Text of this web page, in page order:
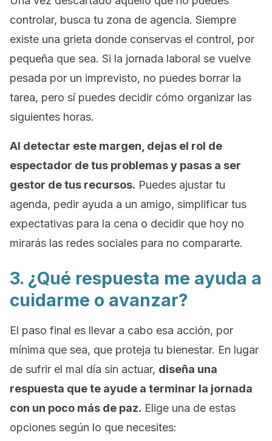
controlar, busca tu zona de agencia. Siempre
existe una grieta donde conservas el control, por
pequeña que sea. Si la jornada laboral se vuelve
pesada por un imprevisto, no puedes borrar la
tarea, pero sí puedes decidir cómo organizar las
siguientes horas.
Al detectar este margen, dejas el rol de
espectador de tus problemas y pasas a ser
gestor de tus recursos. Puedes ajustar tu
agenda, pedir ayuda a un amigo, simplificar tus
expectativas para la cena o decidir que hoy no
mirarás las redes sociales para no compararte.
3. ¿Qué respuesta me ayuda a
cuidarme o avanzar?
El paso final es llevar a cabo esa acción, por
mínima que sea, que proteja tu bienestar. En lugar
de sufrir el mal día sin actuar, diseña una
respuesta que te ayude a terminar la jornada
con un poco más de paz. Elige una de estas
opciones según lo que necesites: